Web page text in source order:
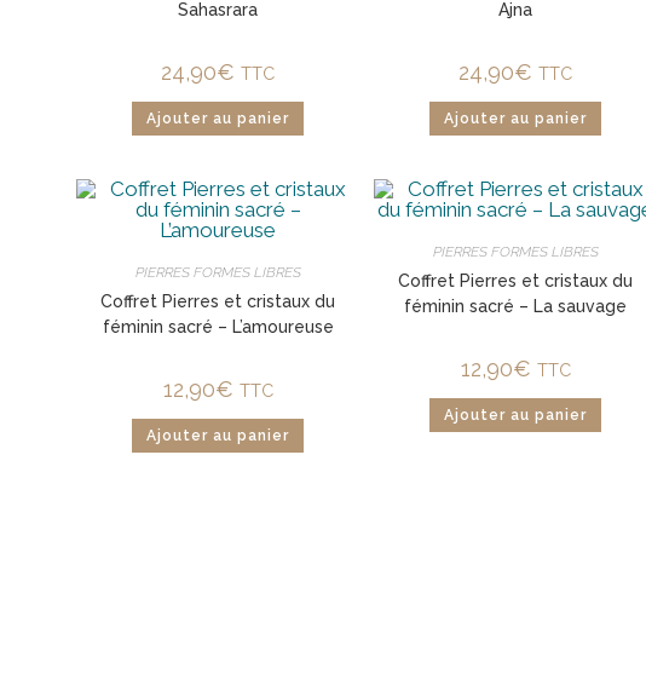
Sahasrara
24,90€ TTC
Ajouter au panier
Ajna
24,90€ TTC
Ajouter au panier
PIERRES FORMES LIBRES
Coffret Pierres et cristaux du
féminin sacré – L’amoureuse
12,90€ TTC
Ajouter au panier
PIERRES FORMES LIBRES
Coffret Pierres et cristaux du
féminin sacré – La sauvage
12,90€ TTC
Ajouter au panier